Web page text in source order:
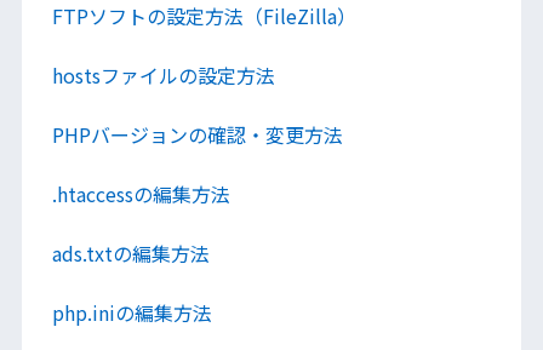
FTPソフトの設定方法（FileZilla）
hostsファイルの設定方法
PHPバージョンの確認・変更方法
.htaccessの編集方法
ads.txtの編集方法
php.iniの編集方法